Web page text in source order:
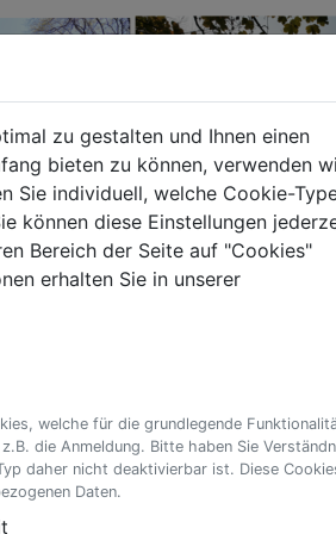
zu gestalten und Ihnen einen
bieten zu können, verwenden
Sie individuell, welche Cookie-
können diese Einstellungen
Bereich der Seite auf "Cookies"
erhalten Sie in unserer
welche für die grundlegende
die Anmeldung. Bitte haben Sie
daher nicht deaktivierbar ist. Diese
Daten.
Bitte melden Sie sich mit